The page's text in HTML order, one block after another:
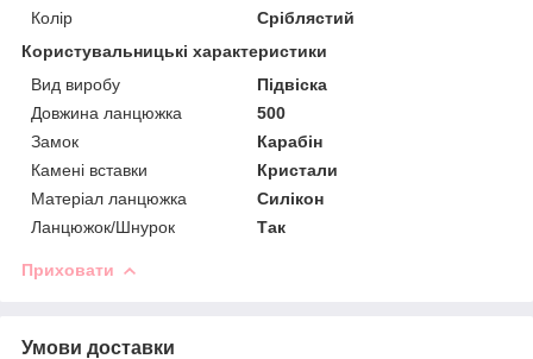
Колір
Сріблястий
Користувальницькі характеристики
Вид виробу
Підвіска
Довжина ланцюжка
500
Замок
Карабін
Камені вставки
Кристали
Матеріал ланцюжка
Силікон
Ланцюжок/Шнурок
Так
Приховати
Умови доставки